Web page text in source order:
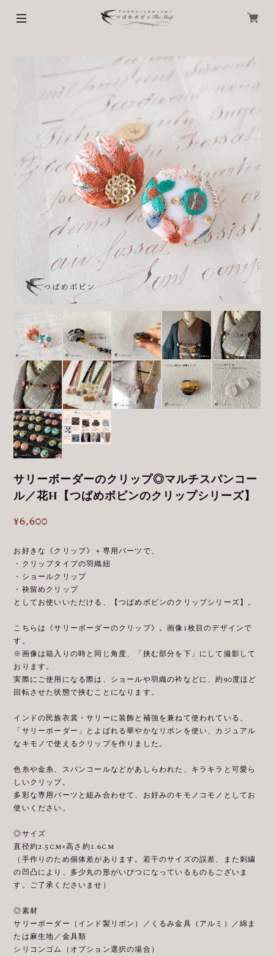
サリーボーダーのクリップ◎マルチスパンコー
ル／花H【つばめボビンのクリップシリーズ】
¥6,600
お好きな《クリップ》＋専用パーツで、
・クリップタイプの羽織紐
・ショールクリップ
・袂留めクリップ
としてお使いいただける、【つばめボビンのクリップシリーズ】。
こちらは《サリーボーダーのクリップ》。画像1枚目のデザインで
す。
※画像は箱入りの時と同じ角度、「挟む部分を下」にして撮影して
おります。
実際にご使用になる際は、ショールや羽織の衿などに、約90度ほど
回転させた状態で挟むことになります。
インドの民族衣裳・サリーに装飾と補強を兼ねて使われている、
「サリーボーダー」とよばれる華やかなリボンを使い、カジュアル
なキモノで使えるクリップを作りました。
色糸や金糸、スパンコールなどがあしらわれた、キラキラと可愛ら
しいクリップ。
多彩な専用パーツと組み合わせて、お好みのキモノコモノとしてお
使いください。
◎サイズ
直径約2.5cm×高さ約1.6cm
（手作りのため個体差があります。若干のサイズの誤差、また刺繍
の凹凸により、多少丸の形がいびつになっているものもございま
す。ご了承くださいませ）
◎素材
サリーボーダー（インド製リボン）／くるみ金具（アルミ）／綿ま
たは麻生地／金具類
シリコンゴム（オプション選択の場合）